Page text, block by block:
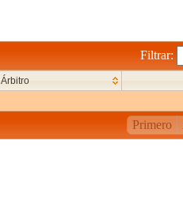
Filtrar:
Árbitro
Primero